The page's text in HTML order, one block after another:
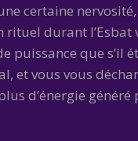
certaine
durant l’Esbat
puissance que s’il
et vous vous
d’énergie généré